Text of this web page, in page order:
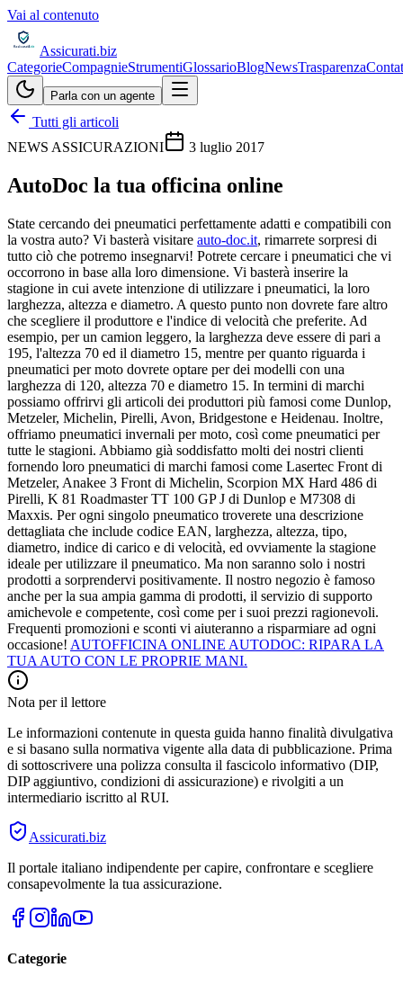
Vai al contenuto
Assicurati.biz
CategorieCompagnieStrumentiGlossarioBlogNewsTrasparenza
Parla con un agente
Tutti gli articoli
NEWS ASSICURAZIONI
3 luglio 2017
AutoDoc la tua officina online
State cercando dei pneumatici perfettamente adatti e compatibili con
la vostra auto? Vi basterà visitare auto-doc.it, rimarrete sorpresi di
tutto ciò che potremo insegnarvi! Potrete cercare i pneumatici che vi
occorrono in base alla loro dimensione. Vi basterà inserire la
stagione in cui avete intenzione di utilizzare i pneumatici, la loro
larghezza, altezza e diametro. A questo punto non dovrete fare altro
che scegliere il produttore e l'indice di velocità che preferite. Ad
esempio, per un camion leggero, la larghezza deve essere di pari a
195, l'altezza 70 ed il diametro 15, mentre per quanto riguarda i
pneumatici per moto dovrete optare per dei modelli con una
larghezza di 120, altezza 70 e diametro 15. In termini di marchi
possiamo offrirvi gli articoli dei produttori più famosi come Dunlop,
Metzeler, Michelin, Pirelli, Avon, Bridgestone e Heidenau. Inoltre,
offriamo pneumatici invernali per moto, così come pneumatici per
tutte le stagioni. Abbiamo già soddisfatto molti dei nostri clienti
fornendo loro pneumatici di marchi famosi come Lasertec Front di
Metzeler, Anakee 3 Front di Michelin, Scorpion MX Hard 486 di
Pirelli, K 81 Roadmaster TT 100 GP J di Dunlop e M7308 di
Maxxis. Per ogni singolo pneumatico troverete una descrizione
dettagliata che include codice EAN, larghezza, altezza, tipo,
diametro, indice di carico e di velocità, ed ovviamente la stagione
ideale per utilizzare il pneumatico. Ma non saranno solo i nostri
prodotti a sorprendervi positivamente. Il nostro negozio è famoso
anche per la sua ampia gamma di prodotti, il servizio di supporto
amichevole e competente, così come per i suoi prezzi ragionevoli.
Frequenti promozioni e sconti vi aiuteranno a risparmiare ad ogni
occasione! AUTOFFICINA ONLINE AUTODOC: RIPARA LA
TUA AUTO CON LE PROPRIE MANI.
Nota per il lettore
Le informazioni contenute in questa guida hanno finalità divulgativa
e si basano sulla normativa vigente alla data di pubblicazione. Prima
di sottoscrivere una polizza consulta il fascicolo informativo (DIP,
DIP aggiuntivo, condizioni di assicurazione) e rivolgiti a un
intermediario iscritto al RUI.
Assicurati.biz
Il portale italiano indipendente per capire, confrontare e scegliere
consapevolmente la tua assicurazione.
Categorie